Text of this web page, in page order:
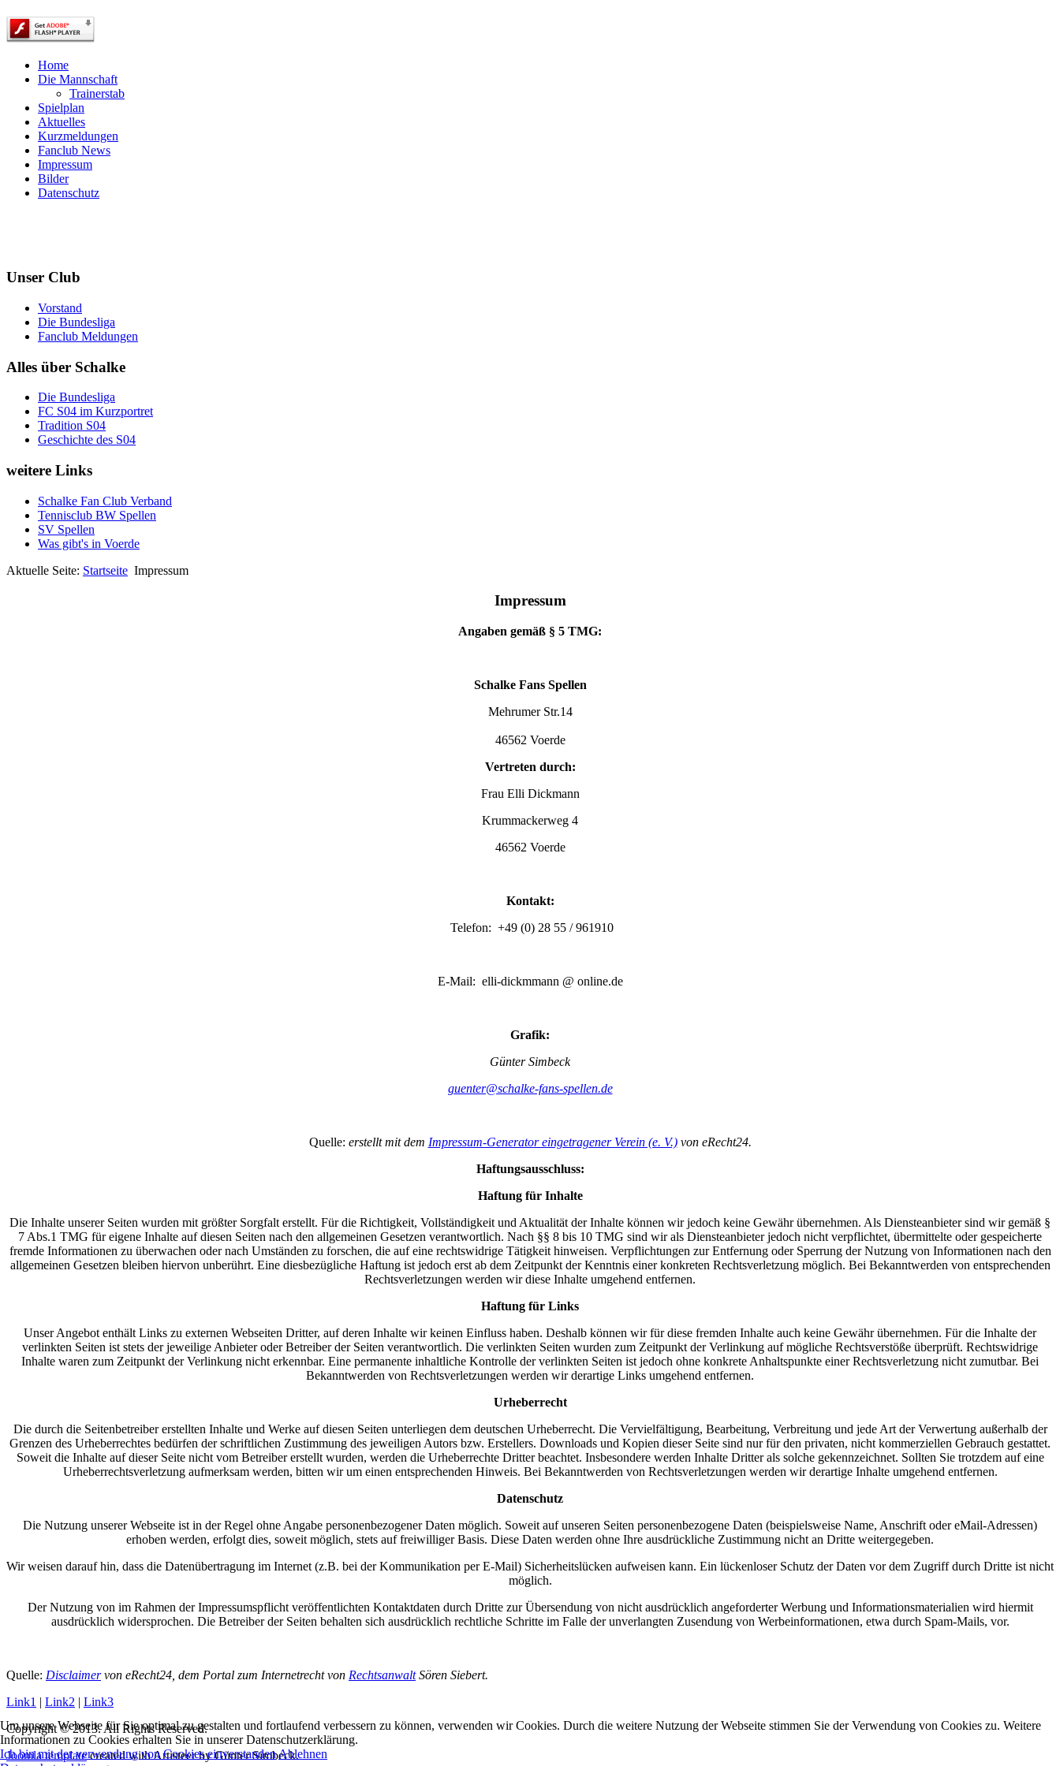
Home
Die Mannschaft
Trainerstab
Spielplan
Aktuelles
Kurzmeldungen
Fanclub News
Impressum
Bilder
Datenschutz
Unser Club
Vorstand
Die Bundesliga
Fanclub Meldungen
Alles über Schalke
Die Bundesliga
FC S04 im Kurzportret
Tradition S04
Geschichte des S04
weitere Links
Schalke Fan Club Verband
Tennisclub BW Spellen
SV Spellen
Was gibt's in Voerde
Aktuelle Seite: Startseite Impressum
Impressum
Angaben gemäß § 5 TMG:
Schalke Fans Spellen
Mehrumer Str.14
46562 Voerde
Vertreten durch:
Frau Elli Dickmann
Krummackerweg 4
46562 Voerde
Kontakt:
Telefon: +49 (0) 28 55 / 961910
E-Mail: elli-dickmmann @ online.de
Grafik:
Günter Simbeck
guenter@schalke-fans-spellen.de
Quelle: erstellt mit dem Impressum-Generator eingetragener Verein (e. V.)von eRecht24.
Haftungsausschluss:
Haftung für Inhalte
Die Inhalte unserer Seiten wurden mit größter Sorgfalt erstellt. Für die Richtigkeit, Vollständigkeit und Aktualität der Inhalte können wir jedoch keine Gewähr übernehmen. Als Diensteanbieter sind wir gemäß §
7 Abs.1 TMG für eigene Inhalte auf diesen Seiten nach den allgemeinen Gesetzen verantwortlich. Nach §§ 8 bis 10 TMG sind wir als Diensteanbieter jedoch nicht verpflichtet, übermittelte oder gespeicherte
fremde Informationen zu überwachen oder nach Umständen zu forschen, die auf eine rechtswidrige Tätigkeit hinweisen. Verpflichtungen zur Entfernung oder Sperrung der Nutzung von Informationen nach den
allgemeinen Gesetzen bleiben hiervon unberührt. Eine diesbezügliche Haftung ist jedoch erst ab dem Zeitpunkt der Kenntnis einer konkreten Rechtsverletzung möglich. Bei Bekanntwerden von entsprechenden
Rechtsverletzungen werden wir diese Inhalte umgehend entfernen.
Haftung für Links
Unser Angebot enthält Links zu externen Webseiten Dritter, auf deren Inhalte wir keinen Einfluss haben. Deshalb können wir für diese fremden Inhalte auch keine Gewähr übernehmen. Für die Inhalte der
verlinkten Seiten ist stets der jeweilige Anbieter oder Betreiber der Seiten verantwortlich. Die verlinkten Seiten wurden zum Zeitpunkt der Verlinkung auf mögliche Rechtsverstöße überprüft. Rechtswidrige
Inhalte waren zum Zeitpunkt der Verlinkung nicht erkennbar. Eine permanente inhaltliche Kontrolle der verlinkten Seiten ist jedoch ohne konkrete Anhaltspunkte einer Rechtsverletzung nicht zumutbar. Bei
Bekanntwerden von Rechtsverletzungen werden wir derartige Links umgehend entfernen.
Urheberrecht
Die durch die Seitenbetreiber erstellten Inhalte und Werke auf diesen Seiten unterliegen dem deutschen Urheberrecht. Die Vervielfältigung, Bearbeitung, Verbreitung und jede Art der Verwertung außerhalb der
Grenzen des Urheberrechtes bedürfen der schriftlichen Zustimmung des jeweiligen Autors bzw. Erstellers. Downloads und Kopien dieser Seite sind nur für den privaten, nicht kommerziellen Gebrauch gestattet.
Soweit die Inhalte auf dieser Seite nicht vom Betreiber erstellt wurden, werden die Urheberrechte Dritter beachtet. Insbesondere werden Inhalte Dritter als solche gekennzeichnet. Sollten Sie trotzdem auf eine
Urheberrechtsverletzung aufmerksam werden, bitten wir um einen entsprechenden Hinweis. Bei Bekanntwerden von Rechtsverletzungen werden wir derartige Inhalte umgehend entfernen.
Datenschutz
Die Nutzung unserer Webseite ist in der Regel ohne Angabe personenbezogener Daten möglich. Soweit auf unseren Seiten personenbezogene Daten (beispielsweise Name, Anschrift oder eMail-Adressen)
erhoben werden, erfolgt dies, soweit möglich, stets auf freiwilliger Basis. Diese Daten werden ohne Ihre ausdrückliche Zustimmung nicht an Dritte weitergegeben.
Wir weisen darauf hin, dass die Datenübertragung im Internet (z.B. bei der Kommunikation per E-Mail) Sicherheitslücken aufweisen kann. Ein lückenloser Schutz der Daten vor dem Zugriff durch Dritte ist nicht
möglich.
Der Nutzung von im Rahmen der Impressumspflicht veröffentlichten Kontaktdaten durch Dritte zur Übersendung von nicht ausdrücklich angeforderter Werbung und Informationsmaterialien wird hiermit
ausdrücklich widersprochen. Die Betreiber der Seiten behalten sich ausdrücklich rechtliche Schritte im Falle der unverlangten Zusendung von Werbeinformationen, etwa durch Spam-Mails, vor.
Quelle: Disclaimervon eRecht24, dem Portal zum Internetrecht von RechtsanwaltSören Siebert.
Link1 | Link2 | Link3
Copyright © 2013. All Rights Reserved.
Joomla templatecreated with Artisteer by Günter Simbeck.
Um unsere Webseite für Sie optimal zu gestalten und fortlaufend verbessern zu können, verwenden wir Cookies. Durch die weitere Nutzung der Webseite stimmen Sie der Verwendung von Cookies zu. Weitere
Informationen zu Cookies erhalten Sie in unserer Datenschutzerklärung.
Ich bin mit der verwendung von Cookies einverstandenAblehnen